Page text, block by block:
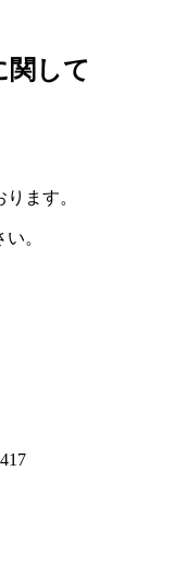
関して
ます。
。